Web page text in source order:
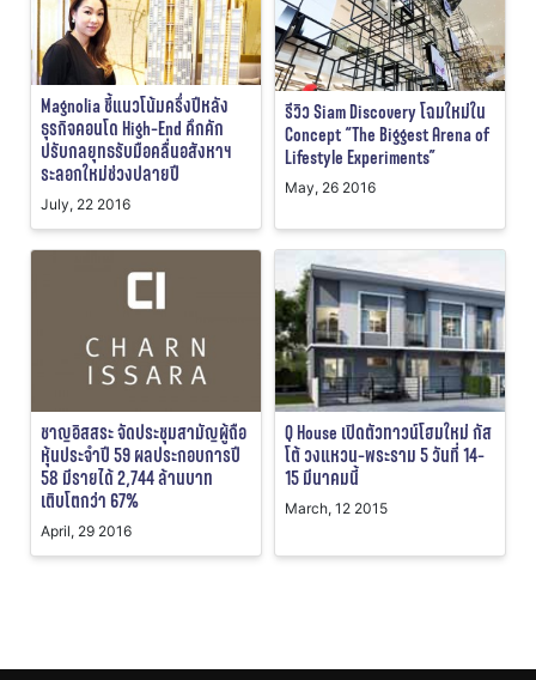
Magnolia ชี้แนวโน้มครึ่งปีหลัง
ธุรกิจคอนโด High-End คึกคัก
ปรับกลยุทธรับมือคลื่นอสังหาฯ
ระลอกใหม่ช่วงปลายปี
July, 22 2016
รีวิว Siam Discovery โฉมใหม่ใน
Concept “The Biggest Arena of
Lifestyle Experiments”
May, 26 2016
ชาญอิสสระ จัดประชุมสามัญผู้ถือ
หุ้นประจำปี 59 ผลประกอบการปี
58 มีรายได้ 2,744 ล้านบาท
เติบโตกว่า 67%
April, 29 2016
Q House เปิดตัวทาวน์โฮมใหม่ กัส
โต้ วงแหวน-พระราม 5 วันที่ 14-
15 มีนาคมนี้
March, 12 2015